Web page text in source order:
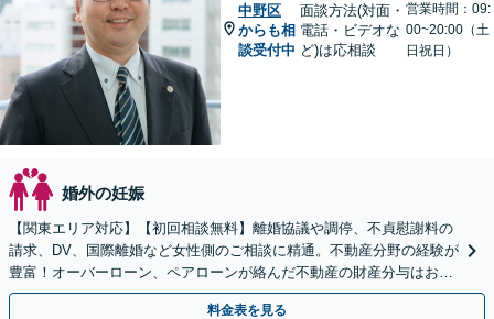
中野区
からも相
談受付中
面談方法(対面・
電話・ビデオな
ど)は応相談
営業時間：09:
00~20:00（土
日祝日）
婚外の妊娠
【関東エリア対応】【初回相談無料】離婚協議や調停、不貞慰謝料の
請求、DV、国際離婚など女性側のご相談に精通。不動産分野の経験が
豊富！オーバーローン、ペアローンが絡んだ不動産の財産分与はお任
せください【完全個室】【子連れ相談OK】
料金表を見る